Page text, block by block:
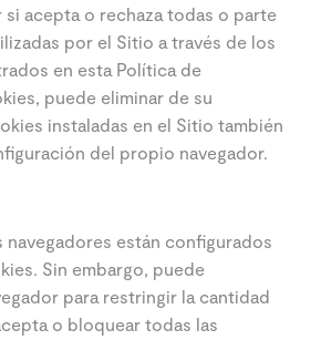
si acepta o rechaza todas o parte
por el Sitio a través de los
en esta Política de
puede eliminar de su
instaladas en el Sitio también
del propio navegador.
navegadores están configurados
Sin embargo, puede
para restringir la cantidad
o bloquear todas las